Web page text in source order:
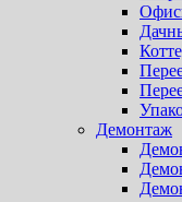
Демонтаж